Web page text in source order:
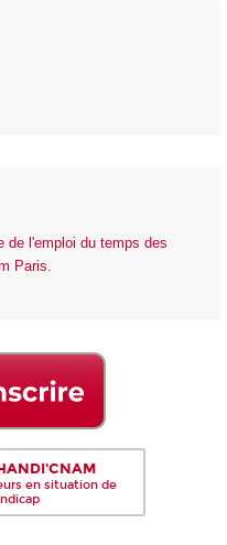
de l'emploi du temps des
Paris.
en situation de